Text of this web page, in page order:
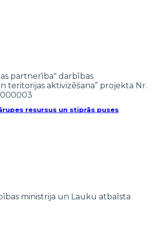
resursus un stiprās puses
partnerība" darbības
teritorijas aktivizēšana” projekta Nr.
ministrija un Lauku atbalsta